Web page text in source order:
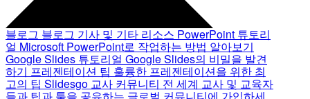
블로그 블로그 기사 및 기타 리소스 PowerPoint 튜토리
얼 Microsoft PowerPoint로 작업하는 방법 알아보기
Google Slides 튜토리얼 Google Slides의 비밀을 발견
하기 프레젠테이션 팁 훌륭한 프레젠테이션을 위한 최
고의 팁 Slidesgo 교사 커뮤니티 전 세계 교사 및 교육자